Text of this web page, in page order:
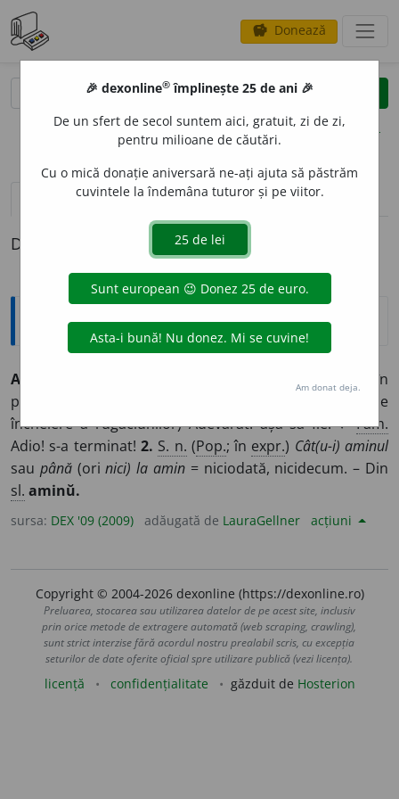
savings Donează
clear
opțiuni
definiții (1) pronunțievolume_up (50)
Definiția cu ID-ul 826757:
Explicative DEX
AM
(În texte religioase sau în
practica Bisericii creștine, folosit ca formulă de
încheiere a rugăciunilor) Adevărat! așa să fie! ♦Fam.
Adio! s-a terminat! 2. S. n. (Pop.; în expr.) Cât(u-i) aminul
sau până(orinici) la amin = niciodată, nicidecum. – Din
sl. aminŭ.
sursa: DEX '09 (2009) adăugată de LauraGellner acțiuni
Copyright © 2004-2026 dexonline (https://dexonline.ro)
Preluarea, stocarea sau utilizarea datelor de pe acest site, inclusiv
prin orice metode de extragere automată (web scraping, crawling),
sunt strict interzise fără acordul nostru prealabil scris, cu excepția
seturilor de date oferite oficial spre utilizare publică (vezi licența).
licență confidențialitate găzduit de Hosterion
🎉 dexonline® împlinește 25 de ani 🎉
De un sfert de secol suntem aici, gratuit, zi de zi,
pentru milioane de căutări.
Cu o mică donație aniversară ne-ați ajuta să păstrăm
cuvintele la îndemâna tuturor și pe viitor.
Am donat deja.